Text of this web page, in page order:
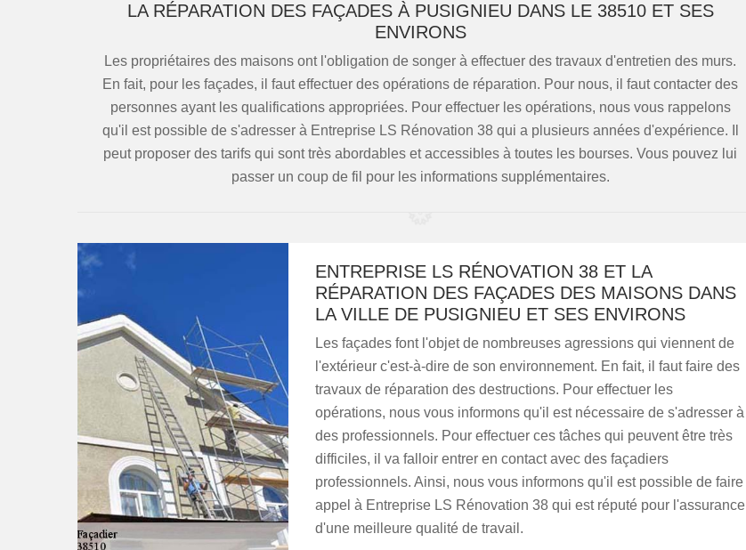
LA RÉPARATION DES FAÇADES À PUSIGNIEU DANS LE 38510 ET SES
ENVIRONS
Les propriétaires des maisons ont l'obligation de songer à effectuer des travaux d'entretien des murs.
En fait, pour les façades, il faut effectuer des opérations de réparation. Pour nous, il faut contacter des
personnes ayant les qualifications appropriées. Pour effectuer les opérations, nous vous rappelons
qu'il est possible de s'adresser à Entreprise LS Rénovation 38 qui a plusieurs années d'expérience. Il
peut proposer des tarifs qui sont très abordables et accessibles à toutes les bourses. Vous pouvez lui
passer un coup de fil pour les informations supplémentaires.
ENTREPRISE LS RÉNOVATION 38 ET LA
RÉPARATION DES FAÇADES DES MAISONS DANS
LA VILLE DE PUSIGNIEU ET SES ENVIRONS
Les façades font l'objet de nombreuses agressions qui viennent de
l'extérieur c'est-à-dire de son environnement. En fait, il faut faire des
travaux de réparation des destructions. Pour effectuer les
opérations, nous vous informons qu'il est nécessaire de s'adresser à
des professionnels. Pour effectuer ces tâches qui peuvent être très
difficiles, il va falloir entrer en contact avec des façadiers
professionnels. Ainsi, nous vous informons qu'il est possible de faire
appel à Entreprise LS Rénovation 38 qui est réputé pour l'assurance
d'une meilleure qualité de travail.